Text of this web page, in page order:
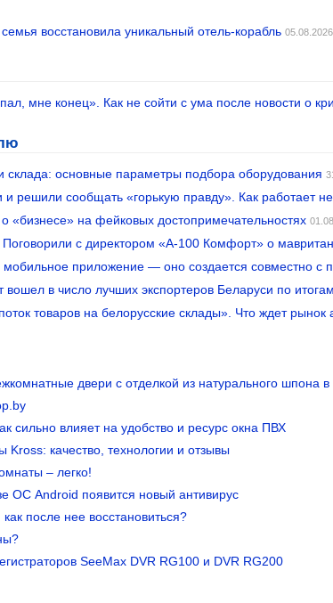
восстановила уникальный отель-корабль 05.08.2026,
мне конец». Как не сойти с ума после новости о
склада: основные параметры подбора оборудования
и решили сообщать «горькую правду». Как работает
«бизнесе» на фейковых достопримечательностях
с директором «А-100 Комфорт» о
приложение — оно создается совместно с
в число лучших экспортеров Беларуси по
товаров на белорусские склады». Что ждет
двери с отделкой из натурального шпона в
сильно влияет на удобство и ресурс окна ПВХ
Kross: качество, технологии и отзывы
– легко!
ОС Android появится новый антивирус
после нее восстановиться?
SeeMax DVR RG100 и DVR RG200